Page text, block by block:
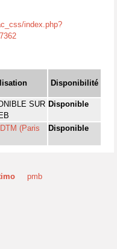
index.php?
Disponibilité
SUR Disponible
(Paris
Disponible
pmb